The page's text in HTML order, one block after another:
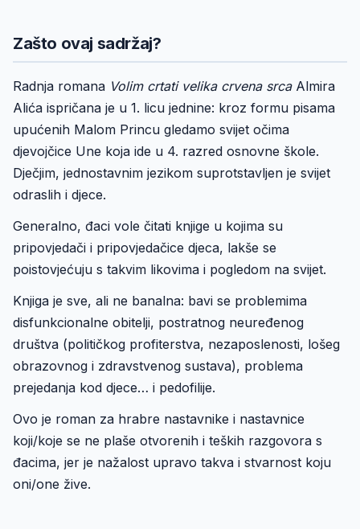
Zašto ovaj sadržaj?
Radnja romana Volim crtati velika crvena srca Almira
Alića ispričana je u 1. licu jednine: kroz formu pisama
upućenih Malom Princu gledamo svijet očima
djevojčice Une koja ide u 4. razred osnovne škole.
Dječjim, jednostavnim jezikom suprotstavljen je svijet
odraslih i djece.
Generalno, đaci vole čitati knjige u kojima su
pripovjedači i pripovjedačice djeca, lakše se
poistovjećuju s takvim likovima i pogledom na svijet.
Knjiga je sve, ali ne banalna: bavi se problemima
disfunkcionalne obitelji, postratnog neuređenog
društva (političkog profiterstva, nezaposlenosti, lošeg
obrazovnog i zdravstvenog sustava), problema
prejedanja kod djece… i pedofilije.
Ovo je roman za hrabre nastavnike i nastavnice
koji/koje se ne plaše otvorenih i teških razgovora s
đacima, jer je nažalost upravo takva i stvarnost koju
oni/one žive.